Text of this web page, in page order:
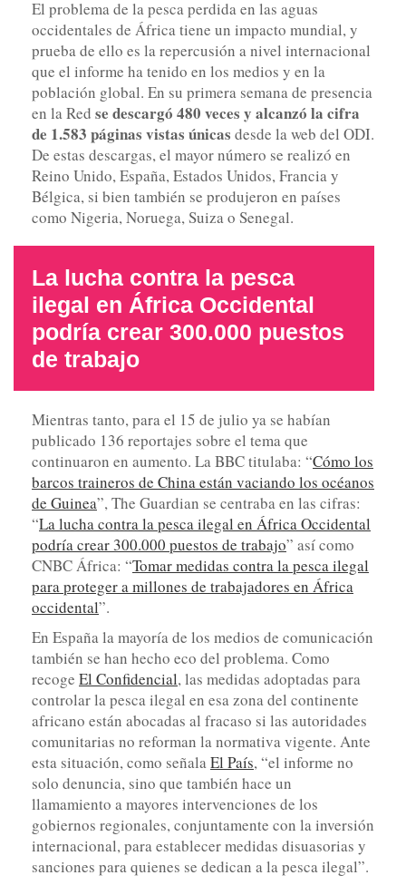
El problema de la pesca perdida en las aguas
occidentales de África tiene un impacto mundial, y
prueba de ello es la repercusión a nivel internacional
que el informe ha tenido en los medios y en la
población global. En su primera semana de presencia
en la Red se descargó 480 veces y alcanzó la cifra
de 1.583 páginas vistas únicas desde la web del ODI.
De estas descargas, el mayor número se realizó en
Reino Unido, España, Estados Unidos, Francia y
Bélgica, si bien también se produjeron en países
como Nigeria, Noruega, Suiza o Senegal.
La lucha contra la pesca
ilegal en África Occidental
podría crear 300.000 puestos
de trabajo
Mientras tanto, para el 15 de julio ya se habían
publicado 136 reportajes sobre el tema que
continuaron en aumento. La BBC titulaba: “Cómo los
barcos traineros de China están vaciando los océanos
de Guinea”, The Guardian se centraba en las cifras:
“La lucha contra la pesca ilegal en África Occidental
podría crear 300.000 puestos de trabajo” así como
CNBC África: “Tomar medidas contra la pesca ilegal
para proteger a millones de trabajadores en África
occidental”.
En España la mayoría de los medios de comunicación
también se han hecho eco del problema. Como
recoge El Confidencial, las medidas adoptadas para
controlar la pesca ilegal en esa zona del continente
africano están abocadas al fracaso si las autoridades
comunitarias no reforman la normativa vigente. Ante
esta situación, como señalaEl País, “el informe no
solo denuncia, sino que también hace un
llamamiento a mayores intervenciones de los
gobiernos regionales, conjuntamente con la inversión
internacional, para establecer medidas disuasorias y
sanciones para quienes se dedican a la pesca ilegal”.